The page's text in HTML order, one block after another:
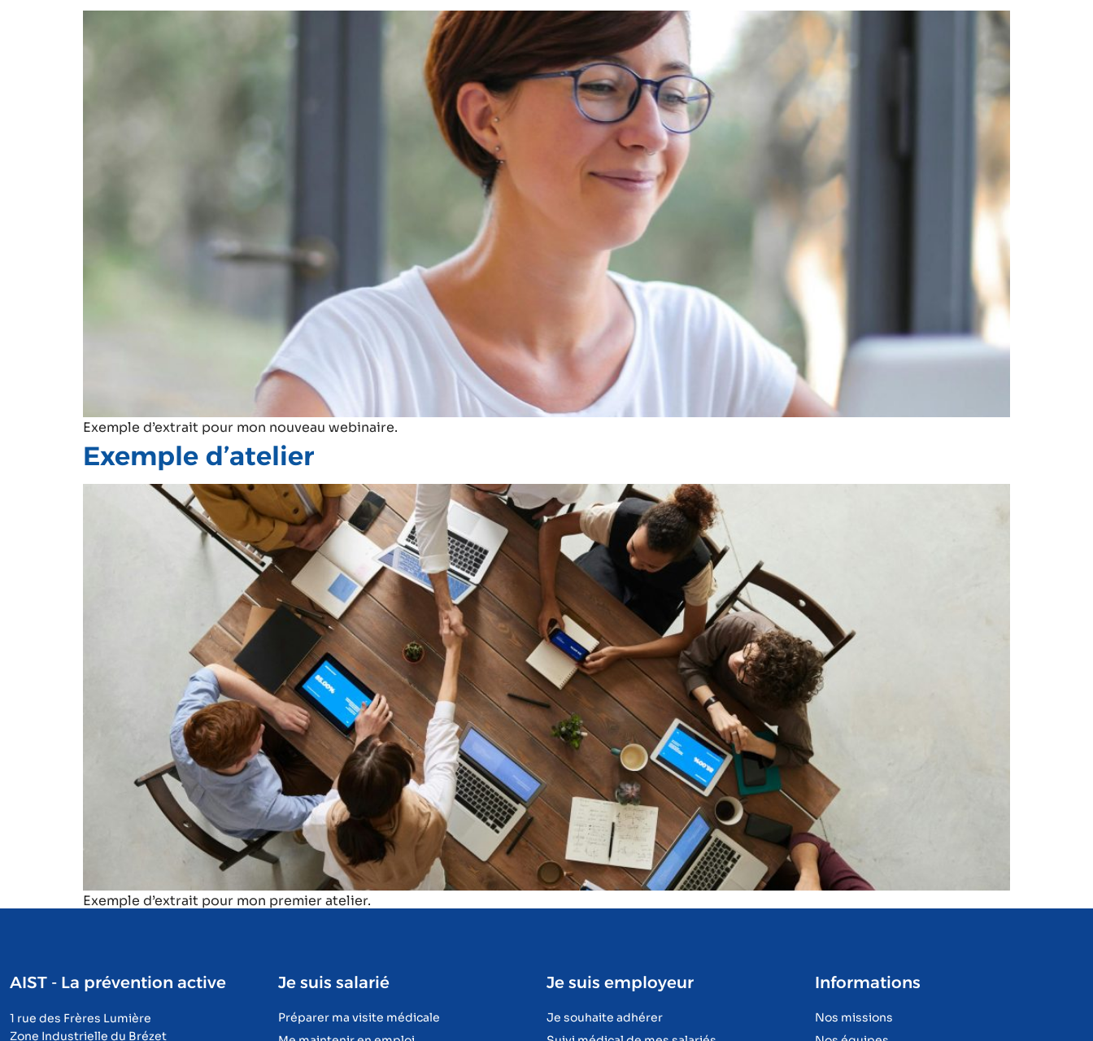
Exemple d’extrait pour mon nouveau webinaire.
Exemple d’atelier
Exemple d’extrait pour mon premier atelier.
AIST - La prévention active
1 rue des Frères Lumière
Zone Industrielle du Brézet
Je suis salarié
Préparer ma visite médicale
Je suis employeur
Je souhaite adhérer
Informations
Nos missions